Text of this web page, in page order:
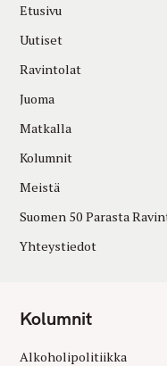
Etusivu
Uutiset
Ravintolat
Juoma
Matkalla
Kolumnit
Meistä
Suomen 50 Parasta
Yhteystiedot
Kolumnit
Alkoholipolitiikka